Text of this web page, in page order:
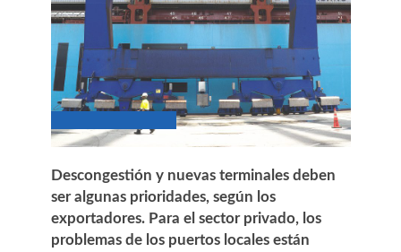
Descongestión y nuevas terminales deben
ser algunas prioridades, según los
exportadores. Para el sector privado, los
problemas de los puertos locales están